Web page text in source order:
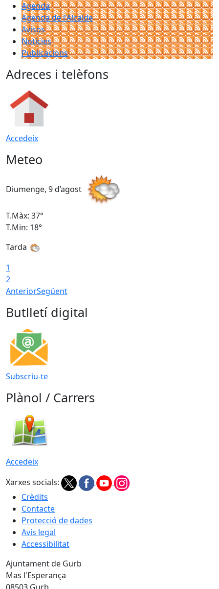
Agenda
Agenda de l'Alcalde
Avisos
Notícies
Publicacions
Adreces i telèfons
Accedeix
Meteo
Diumenge, 9 d’agost
T.Màx: 37°
T.Min: 18°
Tarda
1
2
AnteriorSegüent
Butlletí digital
Subscriu-te
Plànol / Carrers
Accedeix
Xarxes socials:
Crèdits
Contacte
Protecció de dades
Avís legal
Accessibilitat
Ajuntament de Gurb
Mas l'Esperança